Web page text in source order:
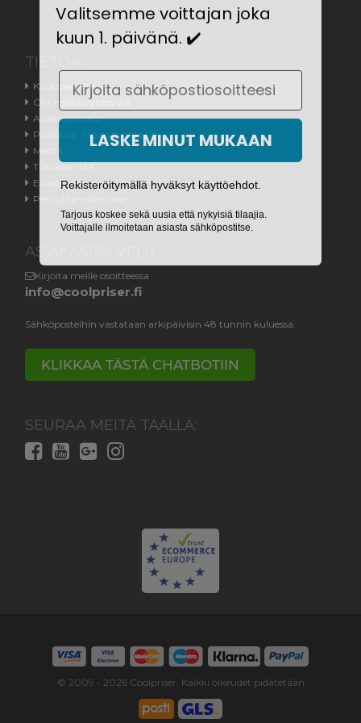
TIETOA
Kauppaehdot
Ota meihin yhteyttä
Asiakaspalvelu
Palautus- / toimitusoikeus
Meistä
Tilauksen tila
Evästeasetukset
Peruuttamislomake
ASIAKASPALVELU
Kirjoita meille osoitteessa
info@coolpriser.fi
Sähköposteihin vastataan arkipäivisin 48 tunnin kuluessa.
KLIKKAA TÄSTÄ CHATBOTIIN
SEURAA MEITÄ TÄÄLLÄ:
© 2009 - 2026Coolpriser. Kaikki oikeudet pidätetään
Valitsemme voittajan joka
kuun 1. päivänä. ✔️
Email
LASKE MINUT MUKAAN
Rekisteröitymällä hyväksyt käyttöehdot.
Tarjous koskee sekä uusia että nykyisiä tilaajia.
Voittajalle ilmoitetaan asiasta sähköpostitse.